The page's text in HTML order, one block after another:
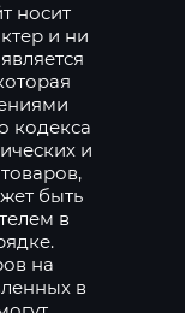
носит
и ни
кодекса
и
быть
в
на
в